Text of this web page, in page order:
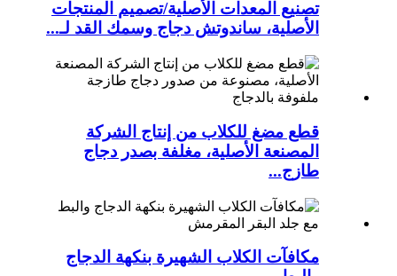
تصنيع المعدات الأصلية/تصميم المنتجات
الأصلية، ساندوتش دجاج وسمك القد لـ...
قطع مضغ للكلاب من إنتاج الشركة
المصنعة الأصلية، مغلفة بصدر دجاج
طازج...
مكافآت الكلاب الشهيرة بنكهة الدجاج